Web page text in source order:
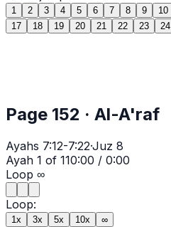
1 2 3 4 5 6 7 8 9 10
17
18 19 20 21 22 23 24
Page 152 · Al-A'raf
Ayahs 7:12-7:22·Juz 8
Ayah 1 of 110:00 / 0:00
Loop ∞
Loop:
1x 3x 5x 10x ∞